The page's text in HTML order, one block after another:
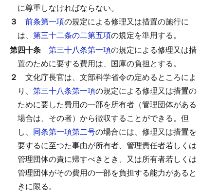
に尊重しなければならない。
３ 前条第一項の規定による修理又は措置の施行に
は、 第三十二条の二第五項の規定を準用する。
第四十条 第三十八条第一項の規定による修理又は措
置のために要する費用は、国庫の負担とする。
２ 文化庁長官は、文部科学省令の定めるところによ
り、 第三十八条第一項の規定による修理又は措置の
ために要した費用の一部を所有者（管理団体がある
場合は、その者）から徴収することができる。 但
し、 同条第一項第二号の場合には、修理又は措置を
要するに至つた事由が所有者、管理責任者若しくは
管理団体の責に帰すべきとき、又は所有者若しくは
管理団体がその費用の一部を負担する能力があると
きに限る。